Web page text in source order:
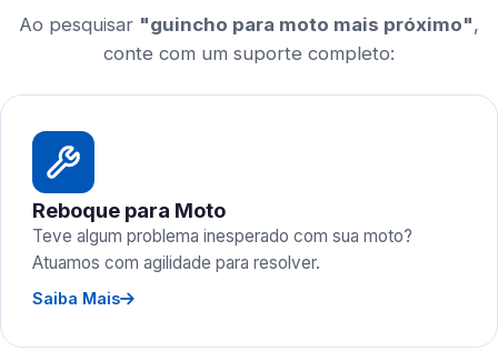
Ao pesquisar "guincho para moto mais próximo",
conte com um suporte completo:
Reboque para Moto
Teve algum problema inesperado com sua moto?
Atuamos com agilidade para resolver.
Saiba Mais